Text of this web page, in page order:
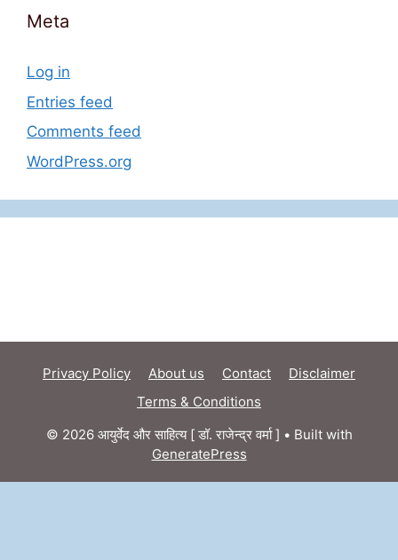
Meta
Log in
Entries feed
Comments feed
WordPress.org
Privacy Policy About us Contact
Disclaimer
Terms & Conditions
© 2026 आयुर्वेद और साहित्य [ डॉ. राजेन्द्र वर्मा ] • Built with
GeneratePress